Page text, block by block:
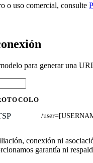
o uso comercial, consulte
para generar una
/
conexión ni
garantía ni